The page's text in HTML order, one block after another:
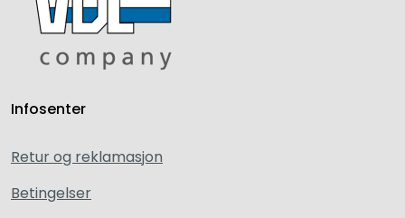
Infosenter
Retur og reklamasjon
Betingelser